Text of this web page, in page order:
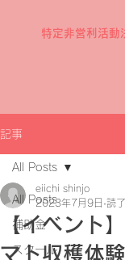
特定非営利活動
記事
All Posts
補助金
スクール
All Posts
【イベント
マト収穫体験
eiichi shinjo
2023年7月9日 読